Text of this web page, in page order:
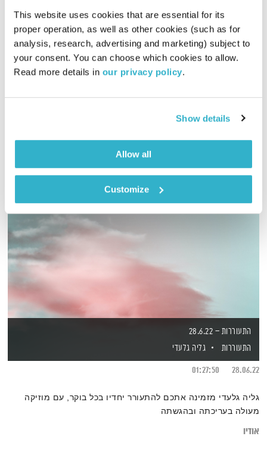
This website uses cookies that are essential for its
proper operation, as well as other cookies (such as for
analysis, research, advertising and marketing) subject to
your consent. You can choose which cookies to allow.
Read more details in our privacy policy.
Show details
Allow all
Customize
התעוררות
גליה גלעדי
14.09.22
01:26:43
אודיו
התעוררות – 28.6.22
התעוררות
גליה גלעדי
28.06.22
01:27:50
גליה גלעדי מזמינה אתכם להתעורר יחדיו בכל בוקר, עם מוזיקה
מעולה בעריכתה ובהגשתה
אודיו